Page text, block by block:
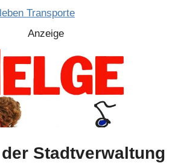
Anzeige
Anzeige
Stadtverwaltung